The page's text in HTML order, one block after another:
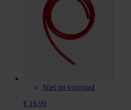
Niet op voorraad
€ 16,99